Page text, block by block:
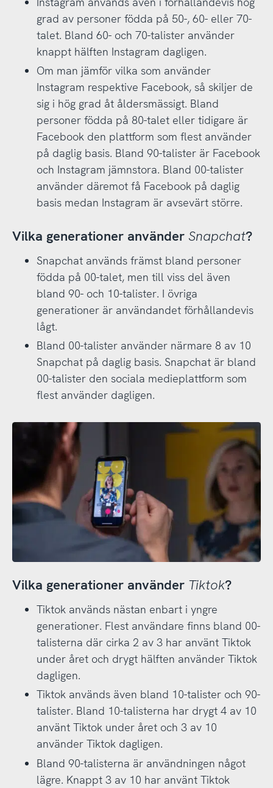
grad av personer födda på 50-, 60- eller 70-
talet. Bland 60- och 70-talister använder
knappt hälften Instagram dagligen.
Om man jämför vilka som använder
Instagram respektive Facebook, så skiljer de
sig i hög grad åt åldersmässigt. Bland
personer födda på 80-talet eller tidigare är
Facebook den plattform som flest använder
på daglig basis. Bland 90-talister är Facebook
och Instagram jämnstora. Bland 00-talister
använder däremot få Facebook på daglig
basis medan Instagram är avsevärt större.
Vilka generationer använder Snapchat?
Snapchat används främst bland personer
födda på 00-talet, men till viss del även
bland 90- och 10-talister. I övriga
generationer är användandet förhållandevis
lågt.
Bland 00-talister använder närmare 8 av 10
Snapchat på daglig basis. Snapchat är bland
00-talister den sociala medieplattform som
flest använder dagligen.
Vilka generationer använder Tiktok?
Tiktok används nästan enbart i yngre
generationer. Flest användare finns bland 00-
talisterna där cirka 2 av 3 har använt Tiktok
under året och drygt hälften använder Tiktok
dagligen.
Tiktok används även bland 10-talister och 90-
talister. Bland 10-talisterna har drygt 4 av 10
använt Tiktok under året och 3 av 10
använder Tiktok dagligen.
Bland 90-talisterna är användningen något
lägre. Knappt 3 av 10 har använt Tiktok